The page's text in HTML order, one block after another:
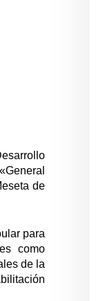
de
para
como
de la